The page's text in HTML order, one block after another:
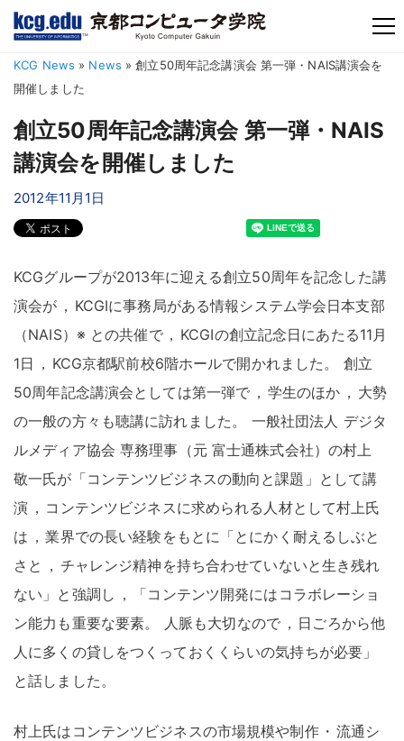
TM
KCG News » News »創立50周年記念講演会 第一弾・NAIS講演会を
開催しました
創立50周年記念講演会 第一弾・NAIS
講演会を開催しました
2012年11月1日
KCGグループが2013年に迎える創立50周年を記念した講
演会が ， KCGIに事務局がある情報システム学会日本支部
（NAIS）※ との共催で ， KCGIの創立記念日にあたる11月
1日 ， KCG京都駅前校6階ホールで開かれました。
創立
50周年記念講演会としては第一弾で ， 学生のほか ， 大勢
の一般の方々も聴講に訪れました。
一般社団法人 デジタ
ルメディア協会 専務理事（元 富士通株式会社）の村上
敬一氏が「コンテンツビジネスの動向と課題」として講
演 ， コンテンツビジネスに求められる人材として村上氏
は ， 業界での長い経験をもとに「とにかく耐えるしぶと
さと ， チャレンジ精神を持ち合わせていないと生き残れ
ない」と強調し ，
「コンテンツ開発にはコラボレーショ
ン能力も重要な要素。 人脈も大切なので ， 日ごろから他
人に多くの貸しをつくっておくくらいの気持ちが必要」
と話しました。
村上氏はコンテンツビジネスの市場規模や制作 ・ 流通シ